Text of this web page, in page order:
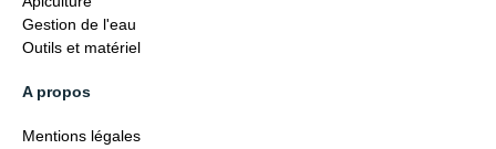
Gestion de l'eau
Outils et matériel
A propos
Mentions légales